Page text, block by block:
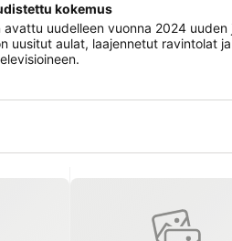
kokemus
avattu uudelleen vuonna 2024 uuden
uusitut aulat, laajennetut ravintolat ja